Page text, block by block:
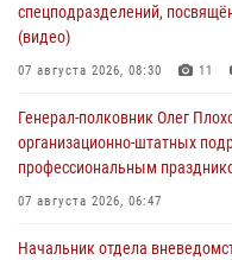
спецподразделений,
(видео)
07 августа 2026, 08:30 11
Генерал-полковник Олег
организационно-штатных
профессиональным
07 августа 2026, 06:47
Начальник отдела